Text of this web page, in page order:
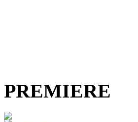
PREMIERE